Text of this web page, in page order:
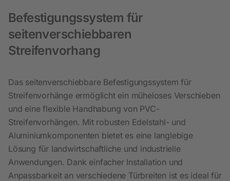
Befestigungssystem für
seitenverschiebbaren
Streifenvorhang
Das seitenverschiebbare Befestigungssystem für
Streifenvorhänge ermöglicht ein müheloses Verschieben
und eine flexible Handhabung von PVC-
Streifenvorhängen. Mit robusten Edelstahl- und
Aluminiumkomponenten bietet es eine langlebige
Lösung für landwirtschaftliche und industrielle
Anwendungen. Dank einfacher Installation und
Anpassbarkeit an verschiedene Türbreiten ist es ideal für